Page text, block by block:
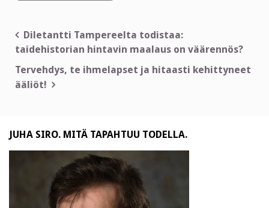
Artikkelien
selaus
Diletantti Tampereelta todistaa:
taidehistorian hintavin maalaus on väärennös?
Tervehdys, te ihmelapset ja hitaasti kehittyneet
ääliöt!
JUHA SIRO. MITÄ TAPAHTUU TODELLA.